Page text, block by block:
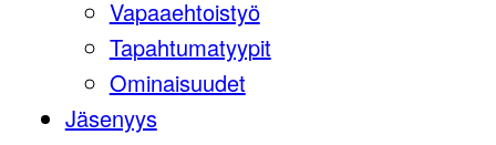
Vapaaehtoistyö
Tapahtumatyypit
Ominaisuudet
Jäsenyys